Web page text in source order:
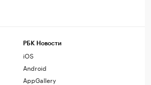
РБК Новости
iOS
Android
AppGallery